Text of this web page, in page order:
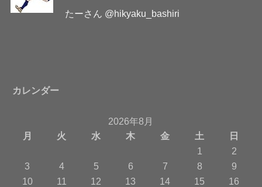
たーさん @hikyaku_bashiri
カレンダー
2026年8月
月
火 水 木 金 土
日
1
2
3
4 5 6 7 8
9
10
11 12 13 14 15
16